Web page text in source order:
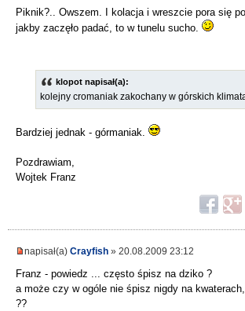
Piknik?.. Owszem. I kolacja i wreszcie pora się
jakby zaczęło padać, to w tunelu sucho.
klopot napisał(a):
kolejny cromaniak zakochany w górskich
Bardziej jednak - górmaniak.
Pozdrawiam,
Wojtek Franz
napisał(a) Crayfish » 20.08.2009 23:12
Franz - powiedz ... często śpisz na dziko ?
a może czy w ogóle nie śpisz nigdy na
??